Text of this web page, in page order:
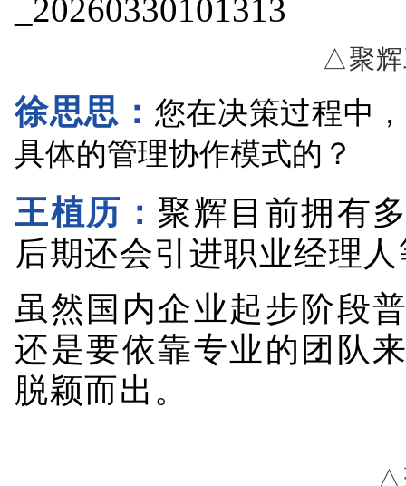
△聚辉
徐思思： 您在决策过程中
具体的管理协作模式的？
王植历： 聚辉目前拥有
后期还会引进职业经理
虽然国内企业起步阶段
还是要依靠专业的团队
脱颖而出。
△